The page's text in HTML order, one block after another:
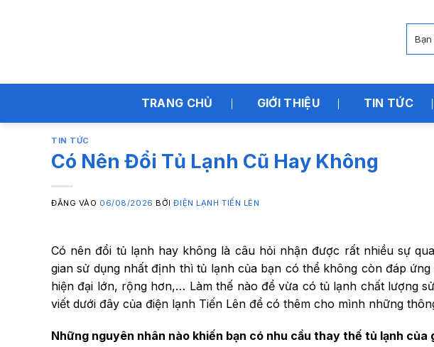
kiếm:
TRANG CHỦ GIỚI THIỆU TIN TỨC
TIN TỨC
Có Nên Đổi Tủ Lạnh Cũ Hay Không
ĐĂNG VÀO 06/08/2026 BỞIĐIỆN LẠNH TIẾN LÊN
Có nên đổi tủ lạnh hay không là câu hỏi nhận được rất nhiều sự
gian sử dụng nhất định thì tủ lạnh của bạn có thể không còn đáp
hiện đại lớn, rộng hơn,… Làm thế nào để vừa có tủ lạnh chất lượng
viết dưới đây của điện lạnh Tiến Lên để có thêm cho mình những
Những nguyên nhân nào khiến bạn có nhu cầu thay thế tủ lạnh của